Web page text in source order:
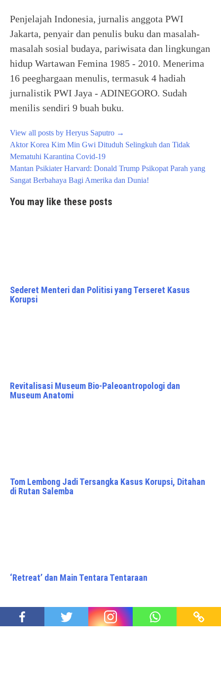
Penjelajah Indonesia, jurnalis anggota PWI
Jakarta, penyair dan penulis buku dan masalah-
masalah sosial budaya, pariwisata dan lingkungan
hidup Wartawan Femina 1985 - 2010. Menerima
16 peeghargaan menulis, termasuk 4 hadiah
jurnalistik PWI Jaya - ADINEGORO. Sudah
menilis sendiri 9 buah buku.
View all posts by Heryus Saputro →
Post
navigation
Aktor Korea Kim Min Gwi Dituduh Selingkuh dan Tidak
Mematuhi Karantina Covid-19
Mantan Psikiater Harvard: Donald Trump Psikopat Parah yang
Sangat Berbahaya Bagi Amerika dan Dunia!
You may like these posts
Sederet Menteri dan Politisi yang Terseret Kasus
Korupsi
Revitalisasi Museum Bio-Paleoantropologi dan
Museum Anatomi
Tom Lembong Jadi Tersangka Kasus Korupsi, Ditahan
di Rutan Salemba
‘Retreat’ dan Main Tentara Tentaraan